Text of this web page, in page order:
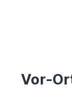
Vor-